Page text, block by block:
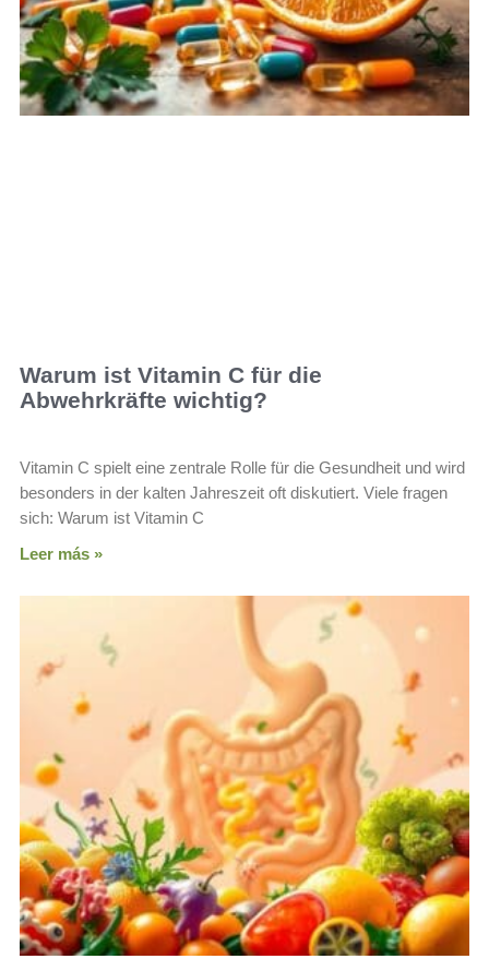
Warum ist Vitamin C für die
Abwehrkräfte wichtig?
Vitamin C spielt eine zentrale Rolle für die Gesundheit und wird
besonders in der kalten Jahreszeit oft diskutiert. Viele fragen
sich: Warum ist Vitamin C
Leer más »